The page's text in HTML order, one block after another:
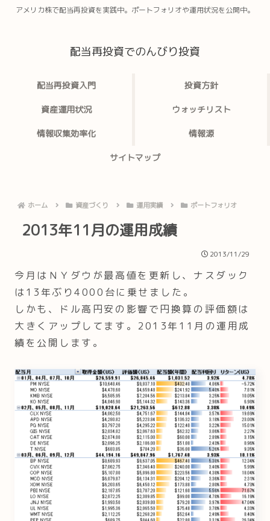
アメリカ株で配当再投資を実践中。ポートフォリオや運用状況を公開中。
配当再投資でのんびり投資
配当再投資入門 投資方針
資産運用状況 ウォッチリスト
情報収集効率化 情報源
サイトマップ
ホーム 資産づくり 運用実績 ポートフォリオ
2013年11月の運用成績
2013/11/29
今月はＮＹダウが最高値を更新し、ナスダック
は13年ぶり4000台に乗せました。
しかも、ドル高円安の影響で円換算の評価額は
大きくアップしてます。2013年11月の運用成
績を公開します。